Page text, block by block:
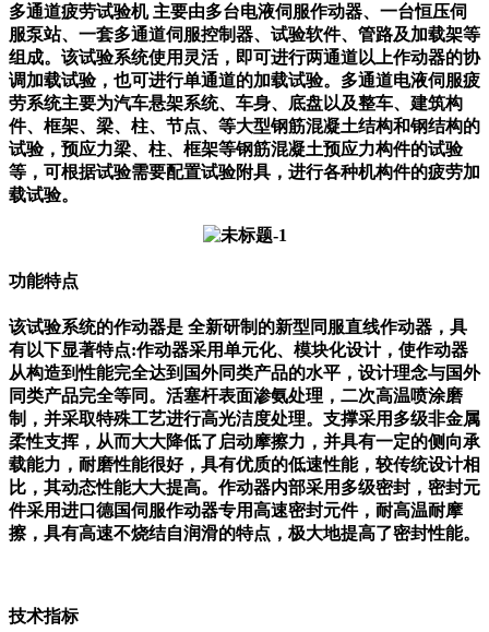
多通道疲劳试验机 主要由多台电液伺服作动器、一台恒压伺
服泵站、一套多通道伺服控制器、试验软件、管路及加载架等
组成。该试验系统使用灵活，即可进行两通道以上作动器的协
调加载试验，也可进行单通道的加载试验。多通道电液伺服疲
劳系统主要为汽车悬架系统、车身、底盘以及整车、建筑构
件、框架、梁、柱、节点、等大型钢筋混凝土结构和钢结构的
试验，预应力梁、柱、框架等钢筋混凝土预应力构件的试验
等，可根据试验需要配置试验附具，进行各种机构件的疲劳加
载试验。
功能特点
该试验系统的作动器是 全新研制的新型同服直线作动器，具
有以下显著特点:作动器采用单元化、模块化设计，使作动器
从构造到性能完全达到国外同类产品的水平，设计理念与国外
同类产品完全等同。 活塞杆表面渗氨处理，二次高温喷涂磨
制，并采取特殊工艺进行高光洁度处理。支撑采用多级非金属
柔性支挥，从而大大降低了启动摩擦力，并具有一定的侧向承
载能力，耐磨性能很好，具有优质的低速性能，较传统设计相
比，其动态性能大大提高。 作动器内部采用多级密封，密封元
件采用进口德国伺服作动器专用高速密封元件，耐高温耐摩
擦，具有高速不烧结自润滑的特点，极大地提高了密封性能。
技术指标